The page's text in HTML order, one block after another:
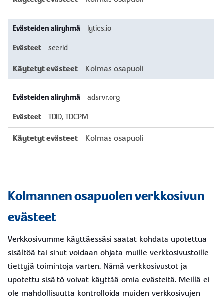
lytics.io
seerid
Kolmas osapuoli
adsrvr.org
TDID, TDCPM
Kolmas osapuoli
Kolmannen osapuolen verkkosivun
evästeet
Verkkosivumme käyttäessäsi saatat kohdata upotettua
sisältöä tai sinut voidaan ohjata muille verkkosivustoille
tiettyjä toimintoja varten. Nämä verkkosivustot ja
upotettu sisältö voivat käyttää omia evästeitä. Meillä ei
ole mahdollisuutta kontrolloida muiden verkkosivujen